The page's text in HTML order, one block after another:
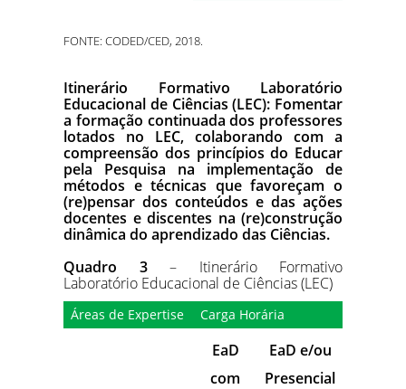
FONTE: CODED/CED, 2018.
Itinerário Formativo Laboratório
Educacional de Ciências (LEC): Fomentar
a formação continuada dos professores
lotados no LEC, colaborando com a
compreensão dos princípios do Educar
pela Pesquisa na implementação de
métodos e técnicas que favoreçam o
(re)pensar dos conteúdos e das ações
docentes e discentes na (re)construção
dinâmica do aprendizado das Ciências.
Quadro 3– Itinerário Formativo
Laboratório Educacional de Ciências (LEC)
Áreas de Expertise Carga Horária
EaD
com
EaD e/ou
Presencial